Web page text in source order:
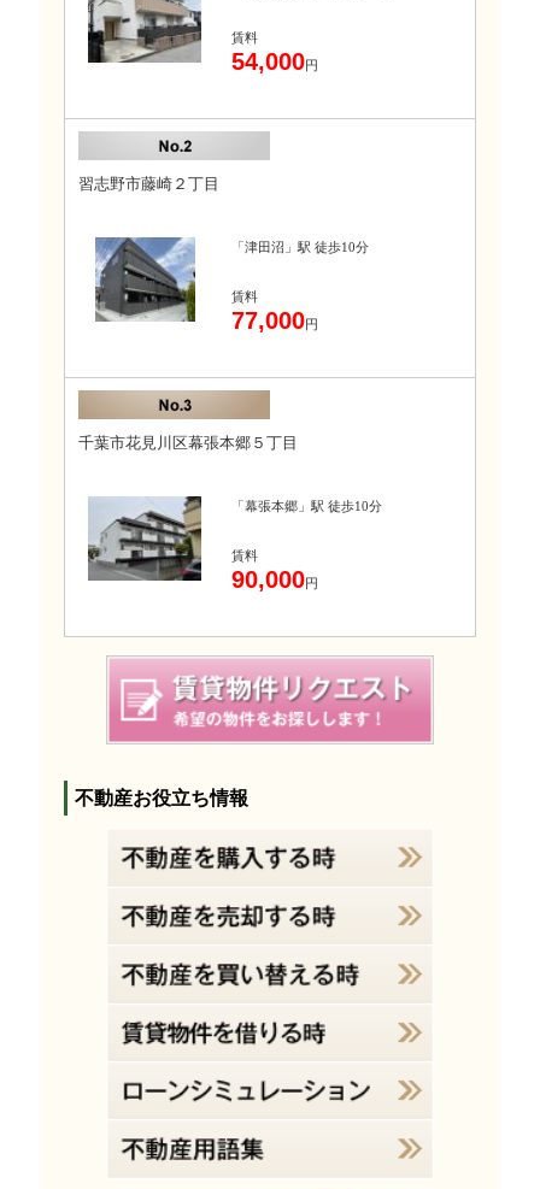
賃料
54,000円
習志野市藤崎２丁目
「津田沼」駅 徒歩10分
賃料
77,000円
千葉市花見川区幕張本郷５丁目
「幕張本郷」駅 徒歩10分
賃料
90,000円
不動産お役立ち情報